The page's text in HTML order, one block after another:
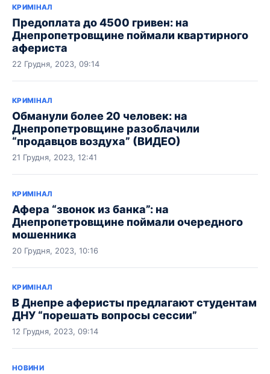
КРИМІНАЛ
Предоплата до 4500 гривен: на
Днепропетровщине поймали квартирного
афериста
22 Грудня, 2023, 09:14
КРИМІНАЛ
Обманули более 20 человек: на
Днепропетровщине разоблачили
“продавцов воздуха” (ВИДЕО)
21 Грудня, 2023, 12:41
КРИМІНАЛ
Афера “звонок из банка”: на
Днепропетровщине поймали очередного
мошенника
20 Грудня, 2023, 10:16
КРИМІНАЛ
В Днепре аферисты предлагают студентам
ДНУ “порешать вопросы сессии”
12 Грудня, 2023, 09:14
НОВИНИ